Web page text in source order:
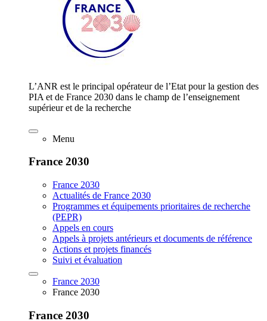
L’ANR est le principal opérateur de l’Etat pour la gestion des
PIA et de France 2030 dans le champ de l’enseignement
supérieur et de la recherche
Menu
France 2030
France 2030
Actualités de France 2030
Programmes et équipements prioritaires de recherche
(PEPR)
Appels en cours
Appels à projets antérieurs et documents de référence
Actions et projets financés
Suivi et évaluation
France 2030
France 2030
France 2030